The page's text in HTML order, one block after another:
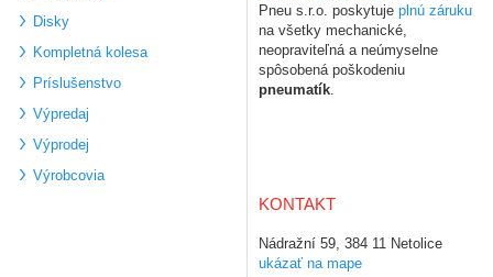
Disky
Kompletná kolesa
Príslušenstvo
Výpredaj
Výprodej
Výrobcovia
Pneu s.r.o. poskytuje plnú záruku
na všetky mechanické,
neopraviteľná a neúmyselne
spôsobená poškodeniu
pneumatík
KONTAKT
Nádražní 59, 384 11 Netolice
ukázať na mape